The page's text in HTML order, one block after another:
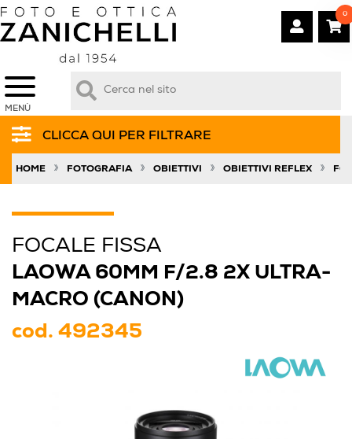
MENÙ
0
CLICCA QUI PER FILTRARE
HOME » FOTOGRAFIA » OBIETTIVI » OBIETTIVI REFLEX »
FOCALE FISSA
LAOWA 60MM F/2.8 2X ULTRA-
MACRO (CANON)
cod. 492345